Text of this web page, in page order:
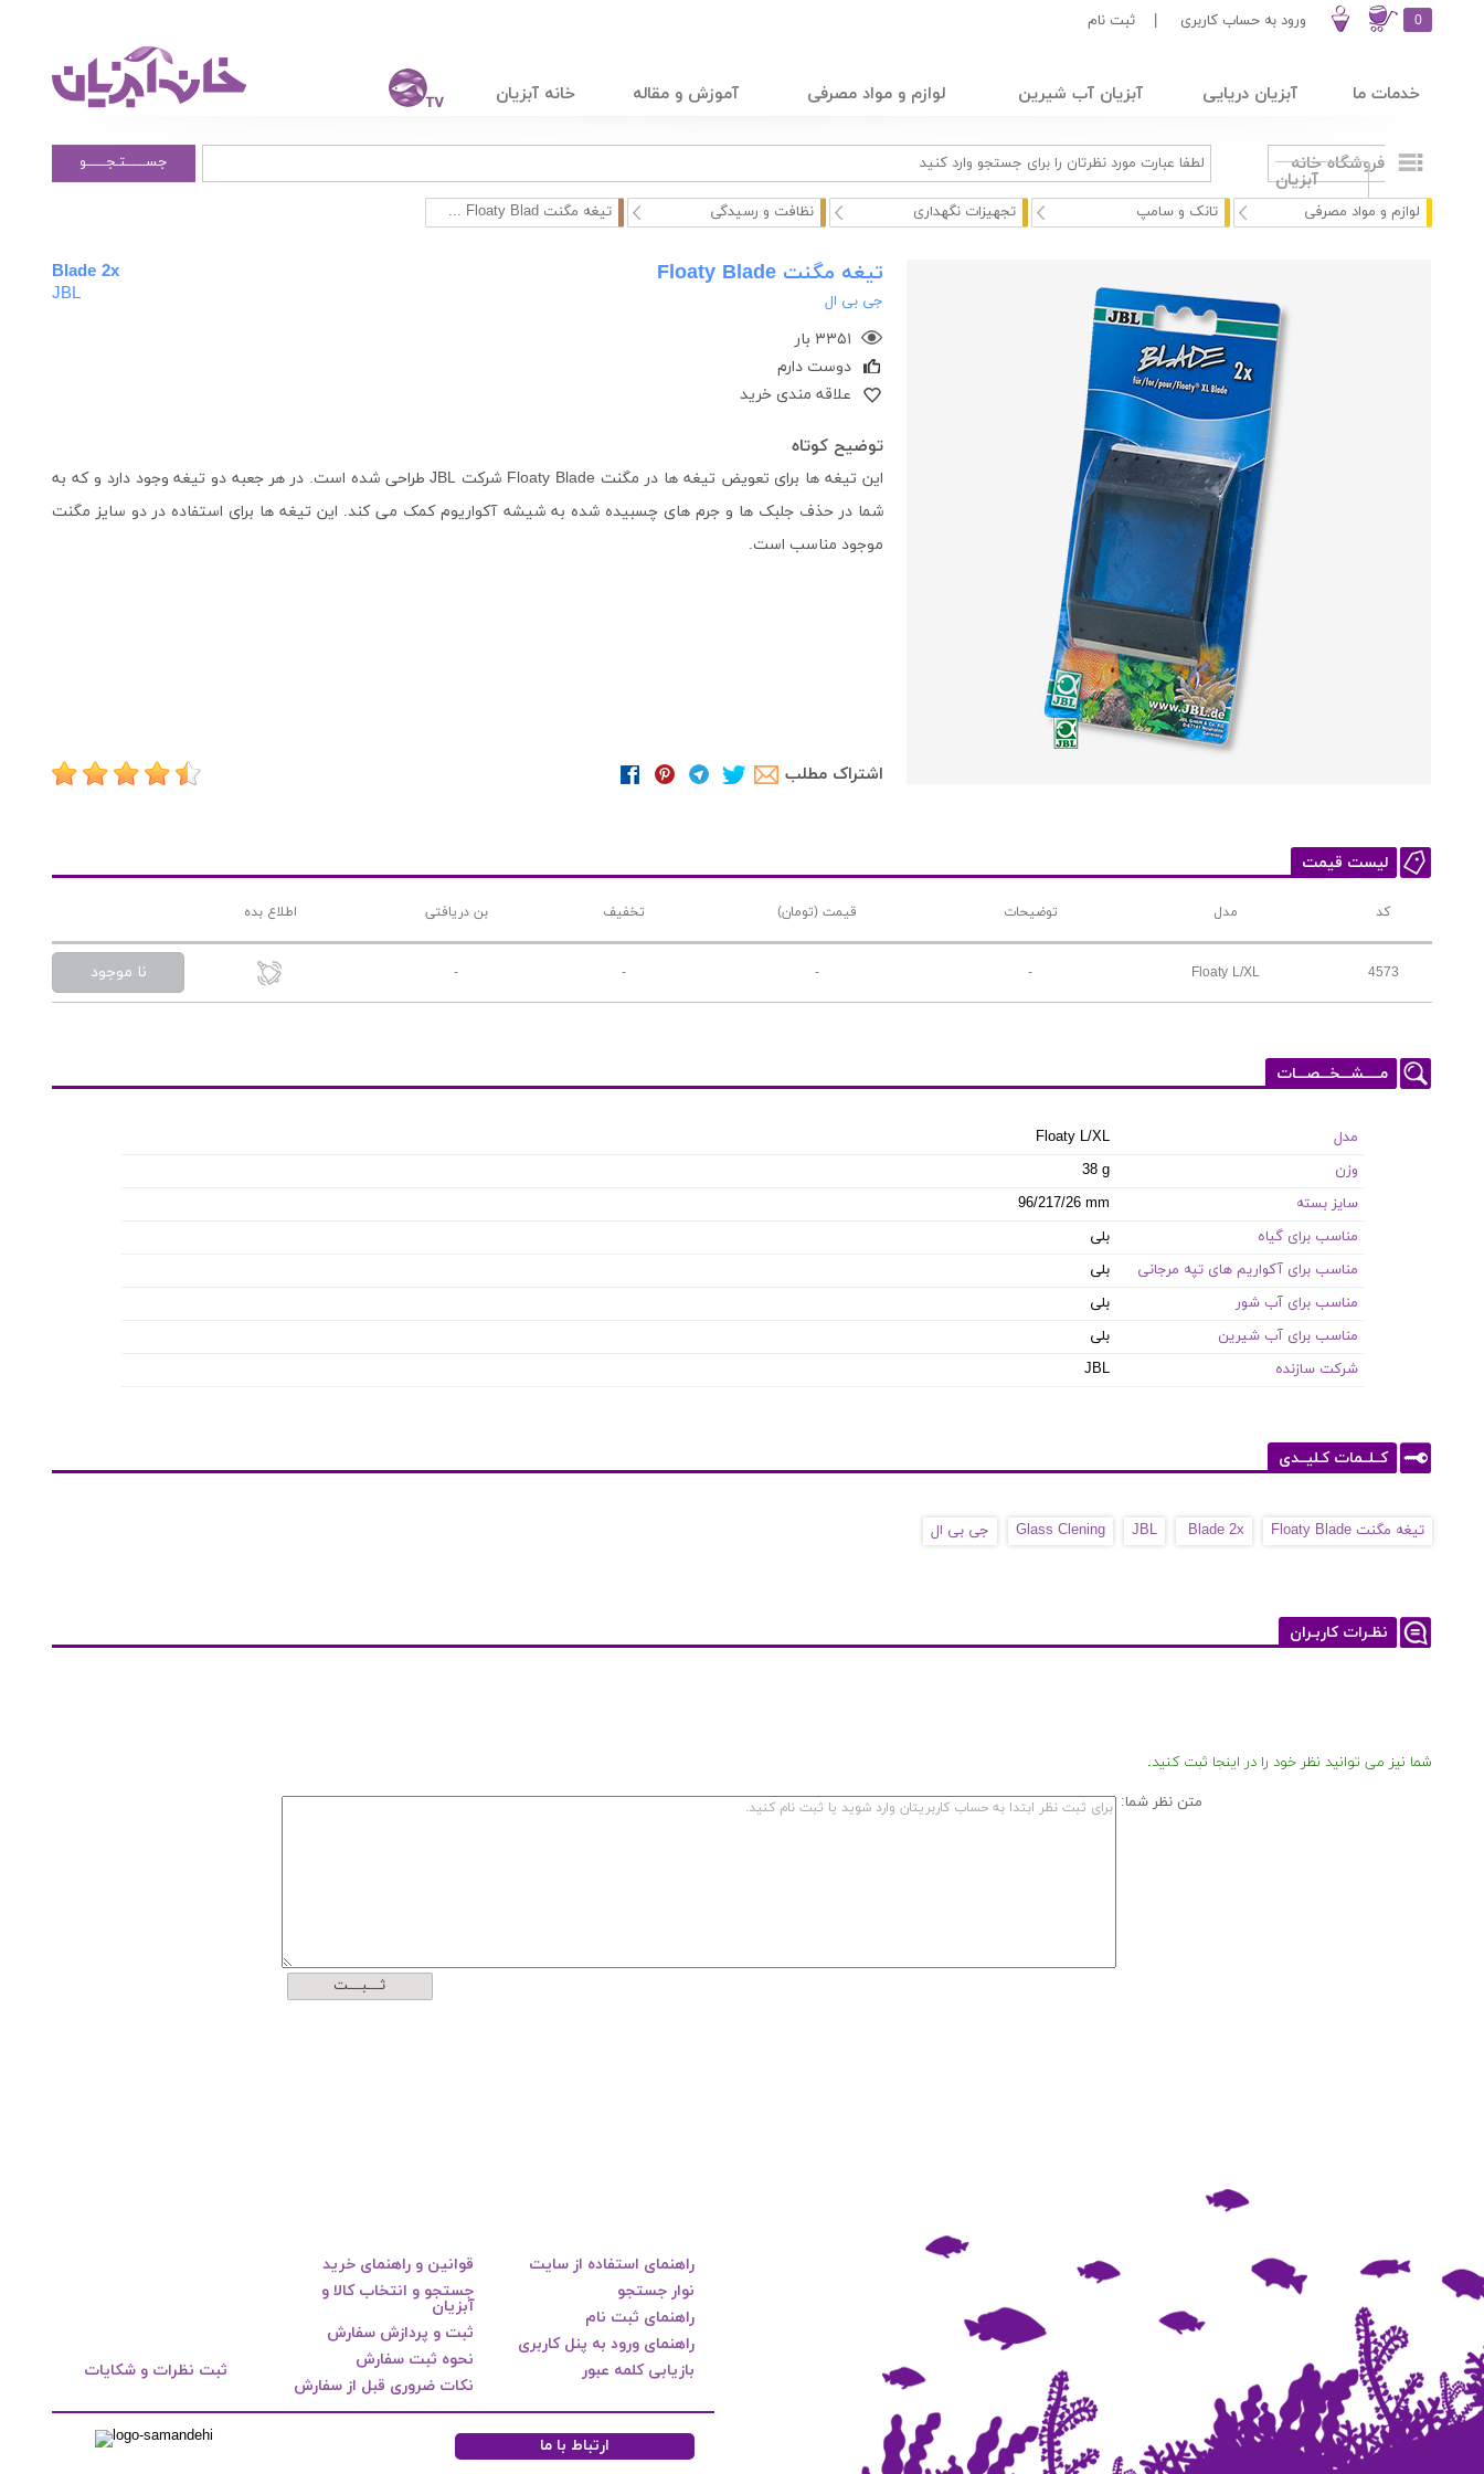
0 ورود به حساب کاربری ثبت نام
خدمات ما آبزیان دریایی آبزیان آب شیرین لوازم و مواد مصرفی آموزش و مقاله خانه آبزیان
فروشگاه خانه
آبزیان
جســــــتـجــــــو
لوازم و مواد مصرفی تانک و سامپ تجهیزات نگهداری نظافت و رسیدگی تیغه مگنت Floaty Blad ...
تیغه مگنت Floaty Blade
جی بی ال
۳۳۵۱ بار
دوست دارم
علاقه مندی خرید
Blade 2x
JBL
توضیح کوتاه
این تیغه ها برای تعویض تیغه ها در مگنت Floaty Blade شرکت JBL طراحی شده است. در هر جعبه دو تیغه وجود دارد و که به
شما در حذف جلبک ها و جرم های چسبیده شده به شیشه آکواریوم کمک می کند. این تیغه ها برای استفاده در دو سایز مگنت
موجود مناسب است.
اشتراک مطلب
لیست قیمت
کد مدل توضیحات قیمت (تومان) تخفیف بن دریافتی اطلاع بده
4573
Floaty L/XL
-
-
-
- نا موجود
مـــــشـــخـــصـــات
مدل
Floaty L/XL
وزن
38 g
سایز بسته
96/217/26 mm
مناسب برای گیاه
بلی
مناسب برای آکواریم های تپه مرجانی
بلی
مناسب برای آب شور
بلی
مناسب برای آب شیرین
بلی
شرکت سازنده
JBL
کــلــمات کـلیــدی
تیغه مگنت Floaty Blade Blade 2x
JBL
Glass Clening جی بی ال
نظـرات کاربـران
شما نیز می توانید نظر خود را در اینجا ثبت کنید.
متن نظر شما:
ثــــبــــت
راهنمای استفاده از سایت
نوار جستجو
راهنمای ثبت نام
راهنمای ورود به پنل کاربری
بازیابی کلمه عبور
قوانین و راهنمای خرید
جستجو و انتخاب کالا و
آبزیان
ثبت و پردازش سفارش
نحوه ثبت سفارش
نکات ضروری قبل از سفارش
ثبت نظرات و شکایات
ارتباط با ما